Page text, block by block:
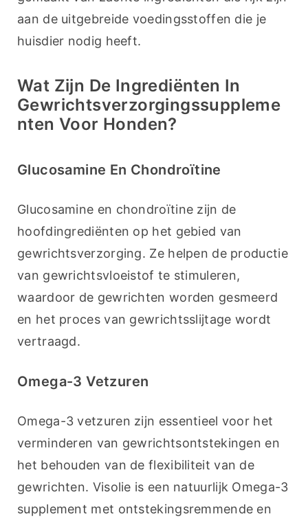
aan de uitgebreide voedingsstoffen die je
huisdier nodig heeft.
Wat Zijn De Ingrediënten In
Gewrichtsverzorgingssuppleme
Nten Voor Honden?
Glucosamine En Chondroïtine
Glucosamine en chondroïtine zijn de
hoofdingrediënten op het gebied van
gewrichtsverzorging. Ze helpen de productie
van gewrichtsvloeistof te stimuleren,
waardoor de gewrichten worden gesmeerd
en het proces van gewrichtsslijtage wordt
vertraagd.
Omega-3 Vetzuren
Omega-3 vetzuren zijn essentieel voor het
verminderen van gewrichtsontstekingen en
het behouden van de flexibiliteit van de
gewrichten. Visolie is een natuurlijk Omega-3
supplement met ontstekingsremmende en